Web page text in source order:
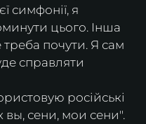
симфонії, я
цього. Інша
почути. Я сам
справляти
російські
вы, сени, мои сени".